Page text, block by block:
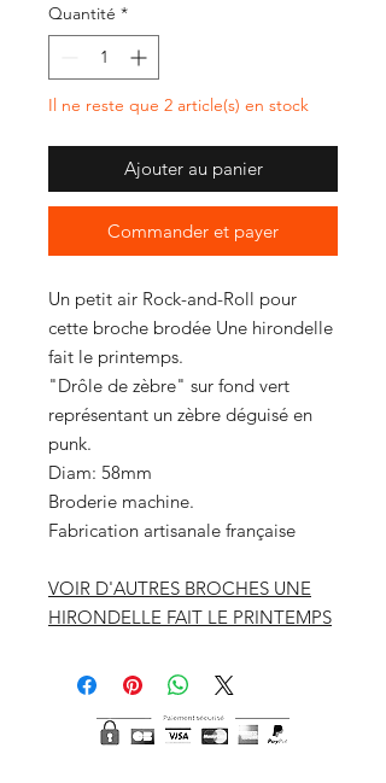
Quantité *
Il ne reste que 2 article(s) en stock
Ajouter au panier
Commander et payer
Un petit air Rock-and-Roll pour
cette broche brodée Une hirondelle
fait le printemps.
"Drôle de zèbre" sur fond vert
représentant un zèbre déguisé en
punk.
Diam: 58mm
Broderie machine.
Fabrication artisanale française
VOIR D'AUTRES BROCHES UNE
HIRONDELLE FAIT LE PRINTEMPS